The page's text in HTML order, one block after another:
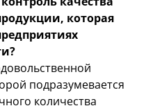
которая
подразумевается
количества